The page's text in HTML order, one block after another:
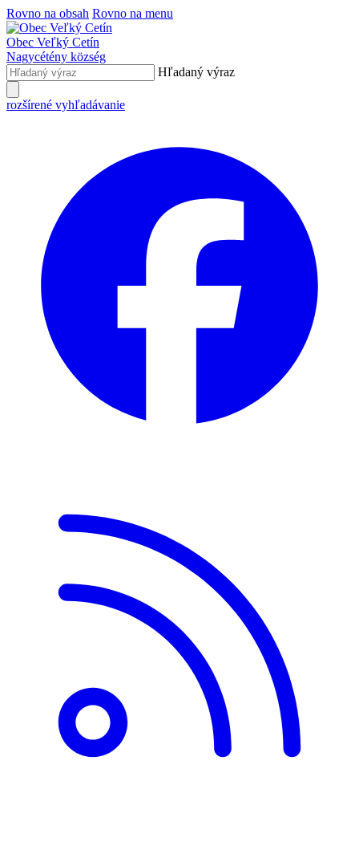
Rovno na obsah Rovno na menu
Obec Veľký Cetín
Nagycétény község
Hľadaný výraz
rozšírené vyhľadávanie